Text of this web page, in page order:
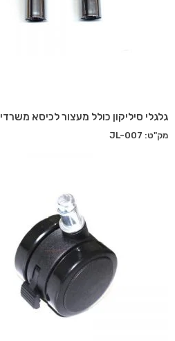
גלגלי סיליקון כולל מעצור לכיסא משרדי 5 יחידות
מק"ט: JL-007